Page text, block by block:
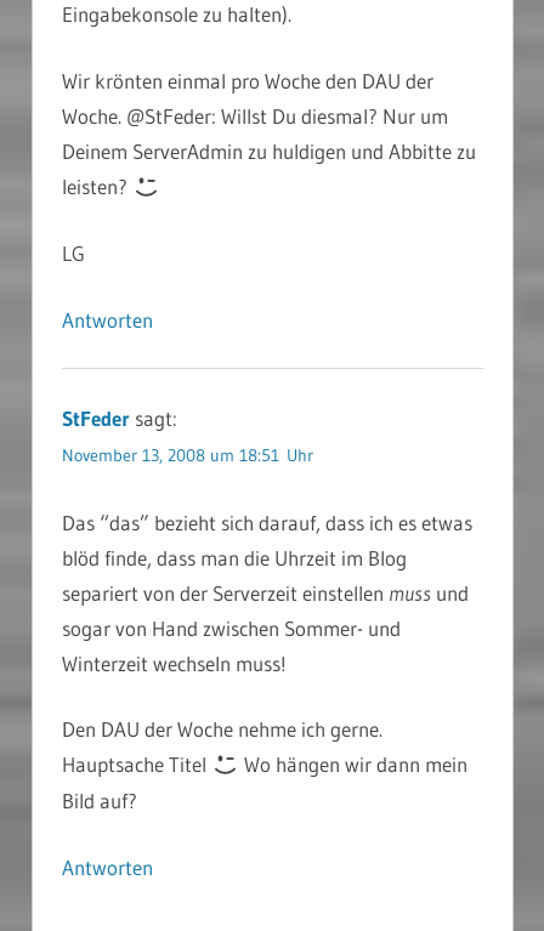
Eingabekonsole zu halten).
Wir krönten einmal pro Woche den DAU der
Woche. @StFeder: Willst Du diesmal? Nur um
Deinem ServerAdmin zu huldigen und Abbitte zu
leisten?
LG
Antworten
StFeder sagt:
November 13, 2008 um 18:51 Uhr
Das “das” bezieht sich darauf, dass ich es etwas
blöd finde, dass man die Uhrzeit im Blog
separiert von der Serverzeit einstellen muss und
sogar von Hand zwischen Sommer- und
Winterzeit wechseln muss!
Den DAU der Woche nehme ich gerne.
Hauptsache Titel
Wo hängen wir dann mein
Bild auf?
Antworten